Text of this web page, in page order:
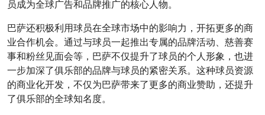
员成为全球广告和品牌推广的核心人物。
巴萨还积极利用球员在全球市场中的影响力，开拓更多的商
业合作机会。通过与球员一起推出专属的品牌活动、慈善赛
事和粉丝见面会等，巴萨不仅提升了球员的个人形象，也进
一步加深了俱乐部的品牌与球员的紧密关系。这种球员资源
的商业化开发，不仅为巴萨带来了更多的商业赞助，还提升
了俱乐部的全球知名度。